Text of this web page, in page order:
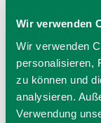
Wir verwenden
Wir verwenden
personalisieren,
zu können und
analysieren.
Verwendung
Preise
Preis: 109,00
Tickets